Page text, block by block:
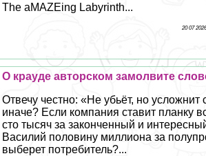
The aMAZEing Labyrinth...
20 07
О крауде авторском замолвите
Отвечу честно: «Не убьёт, но усложнит
иначе? Если компания ставит планку
сто тысяч за законченный и
Василий половину миллиона за
выберет потребитель?...